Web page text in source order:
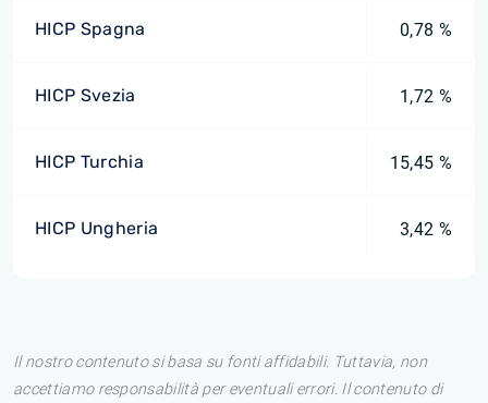
HICP Spagna 0,78 %
HICP Svezia 1,72 %
HICP Turchia 15,45 %
HICP Ungheria 3,42 %
Il nostro contenuto si basa su fonti affidabili. Tuttavia, non
accettiamo responsabilità per eventuali errori. Il contenuto di